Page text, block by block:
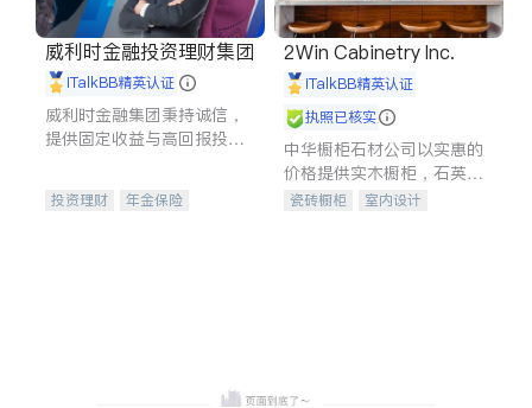
威利时金融投资理财集团
iTalkBB精英认证
威利时金融集团秉持诚信，
提供固定收益与高回报投资
合，助力客户实现目标
投资理财
年金保险
2Win Cabinetry Inc.
iTalkBB精英认证
执照已核实
中华橱柜石材公司以实惠的
价格提供实木橱柜，石英石
台面，多种优质不锈钢水
瓷砖橱柜
室内设计